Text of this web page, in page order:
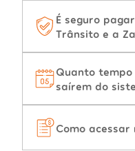
É seguro
Trânsito e a
Quanto
saírem do
Como acessar